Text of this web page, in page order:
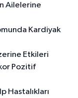
Ailelerine
Kardiyak
Etkileri
Pozitif
Hastalıkları